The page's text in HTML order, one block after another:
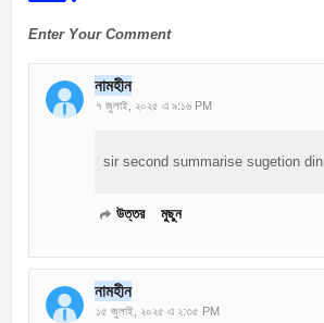
Enter Your Comment
নামহীন
৭ জুলাই, ২০২৫ এ ৯:১৬ PM
sir second summarise sugetion din
উত্তর মুছুন
নামহীন
১৫ জুলাই, ২০২৫ এ ২:৩৫ PM